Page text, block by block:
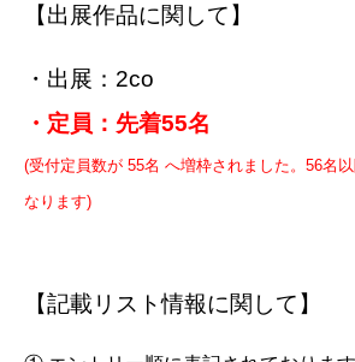
【出展作品に関して】
・出展：2co
・定員：先着55名
(受付定員数が 55名 へ増枠されました。56名
なります)
【記載リスト情報に関して】